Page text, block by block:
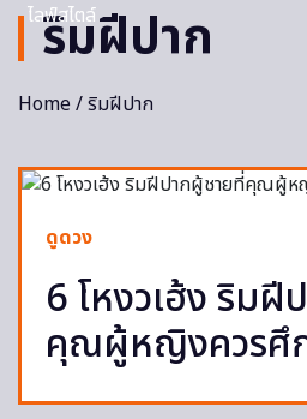
ไลฟ์สไตล์
ริมฝีปาก
Home/ ริมฝีปาก
ดูดวง
6 โหงวเฮ้ง ริม
คุณผู้หญิงควรศึ